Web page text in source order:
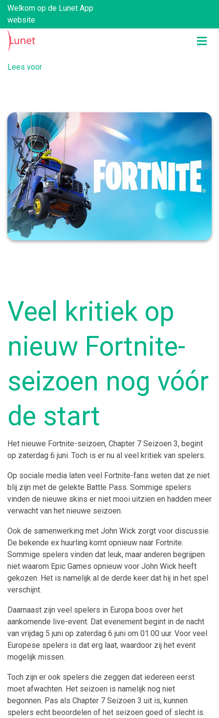
Welkom op de Lunet App
website
Lees voor
Veel kritiek op
nieuw Fortnite-
seizoen nog vóór
de start
Het nieuwe Fortnite-seizoen, Chapter 7 Seizoen 3, begint
op zaterdag 6 juni. Toch is er nu al veel kritiek van spelers.
Op sociale media laten veel Fortnite-fans weten dat ze niet
blij zijn met de gelekte Battle Pass. Sommige spelers
vinden de nieuwe skins er niet mooi uitzien en hadden meer
verwacht van het nieuwe seizoen.
Ook de samenwerking met John Wick zorgt voor discussie.
De bekende ex huurling komt opnieuw naar Fortnite.
Sommige spelers vinden dat leuk, maar anderen begrijpen
niet waarom Epic Games opnieuw voor John Wick heeft
gekozen. Het is namelijk al de derde keer dat hij in het spel
verschijnt.
Daarnaast zijn veel spelers in Europa boos over het
aankomende live-event. Dat evenement begint in de nacht
van vrijdag 5 juni op zaterdag 6 juni om 01.00 uur. Voor veel
Europese spelers is dat erg laat, waardoor zij het event
mogelijk missen.
Toch zijn er ook spelers die zeggen dat iedereen eerst
moet afwachten. Het seizoen is namelijk nog niet
begonnen. Pas als Chapter 7 Seizoen 3 uit is, kunnen
spelers echt beoordelen of het seizoen goed of slecht is.